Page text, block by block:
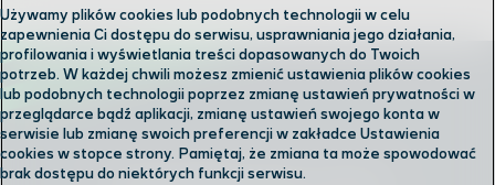
Używamy plików cookies lub podobnych technologii w celu
zapewnienia Ci dostępu do serwisu, usprawniania jego działania,
profilowania i wyświetlania treści dopasowanych do Twoich
potrzeb. W każdej chwili możesz zmienić ustawienia plików cookies
lub podobnych technologii poprzez zmianę ustawień prywatności w
przeglądarce bądź aplikacji, zmianę ustawień swojego konta w
serwisie lub zmianę swoich preferencji w zakładce Ustawienia
cookies w stopce strony. Pamiętaj, że zmiana ta może spowodować
brak dostępu do niektórych funkcji serwisu.